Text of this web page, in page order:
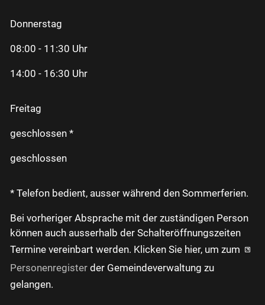
Donnerstag
08:00 - 11:30 Uhr
14:00 - 16:30 Uhr
Freitag
geschlossen *
geschlossen
* Telefon bedient, ausser während den Sommerferien.
Bei vorheriger Absprache mit der zuständigen Person
können auch ausserhalb der Schalteröffnungszeiten
Termine vereinbart werden. Klicken Sie hier, um zum
Personenregister der Gemeindeverwaltung zu
gelangen.